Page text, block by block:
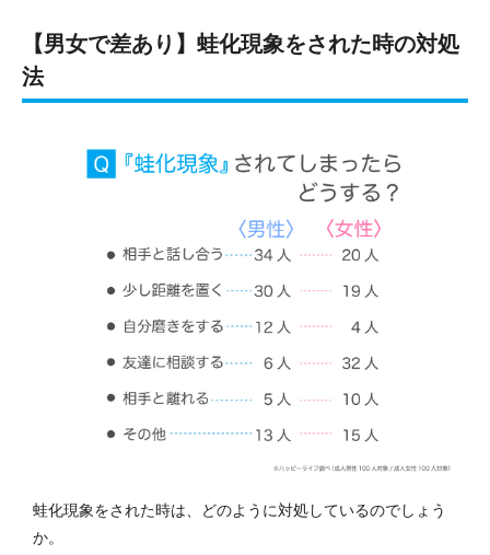
【男女で差あり】蛙化現象をされた時の対処
法
蛙化現象をされた時は、どのように対処しているのでしょう
か。